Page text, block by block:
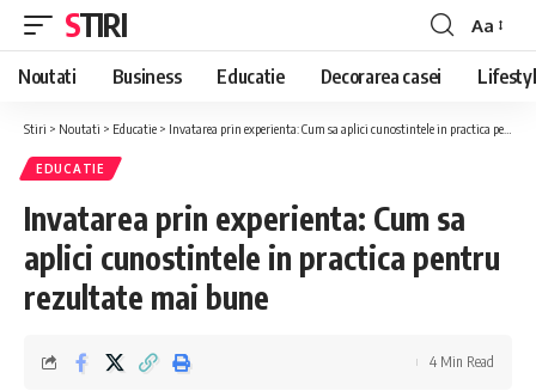
STIRI
Font
Resizer
Aa
Noutati Business Educatie Decorarea casei
Stiri > Noutati > Educatie > Invatarea prin experienta: Cum sa aplici cunostintele in practica pentru rezultate mai bune
EDUCATIE
Invatarea prin experienta: Cum sa
aplici cunostintele in practica pentru
rezultate mai bune
4 Min Read